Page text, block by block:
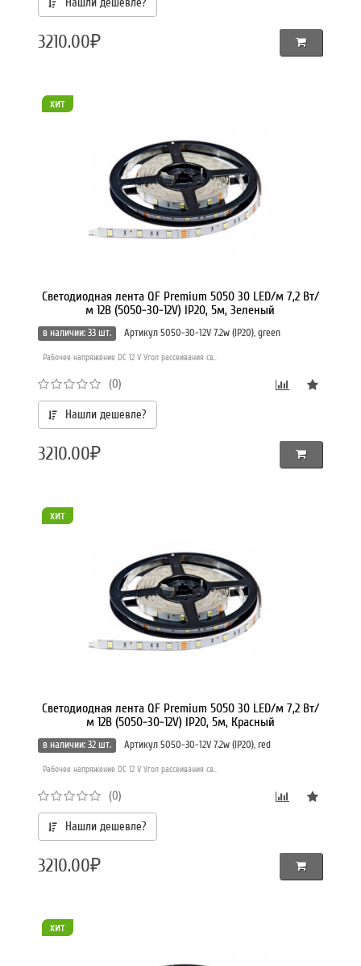
3210.00₽
хит
Светодиодная лента QF Premium 5050 30 LED/м 7,2 Вт/
м 12В (5050-30-12V) IP20, 5м, Зеленый
в наличии: 33 шт. Артикул 5050-30-12V 7.2w (IP20), green
Рабочее напряжение DC 12 V Угол рассеивания св..
(0)
Нашли дешевле?
3210.00₽
хит
Светодиодная лента QF Premium 5050 30 LED/м 7,2 Вт/
м 12В (5050-30-12V) IP20, 5м, Красный
в наличии: 32 шт. Артикул 5050-30-12V 7.2w (IP20), red
Рабочее напряжение DC 12 V Угол рассеивания св..
(0)
Нашли дешевле?
3210.00₽
хит